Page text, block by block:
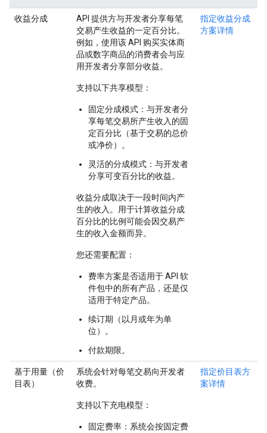
收益分成
API 提供方与开发者分享每笔
交易产生收益的一定百分比。
例如，使用该 API 购买实体商
品或数字商品的消费者会与应
用开发者分享部分收益。
支持以下共享模型：
固定分成模式 ：与开发者分
享每笔交易所产生收入的固
定百分比（基于交易的总价
或净价）。
灵活的分成模式 ：与开发者
分享可变百分比的收益。
收益分成取决于一段时间内产
生的收入。用于计算收益分成
百分比的比例可能会因交易产
生的收入金额而异。
您还需要配置：
费率方案是否适用于 API 软
件包中的所有产品，还是仅
适用于特定产品。
续订期（以月或年为单
位）。
付款期限。
指定收益分成
方案详情
基于用量（价
目表）
系统会针对每笔交易向开发者
收费。
支持以下充电模型：
固定费率 ：系统会按固定费
指定价目表方
案详情